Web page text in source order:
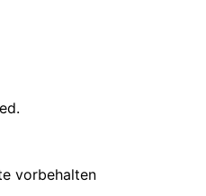
vorbehalten